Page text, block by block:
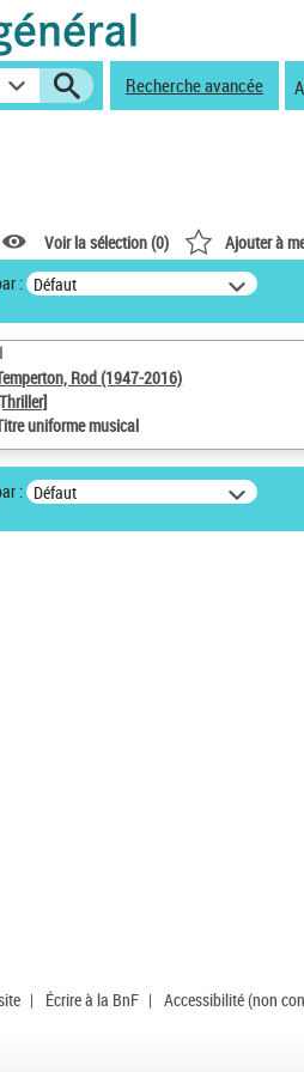
Recherche avancée
Voir la sélection (0) Ajouter à
: Défaut
Rod (1947-2016)
uniforme musical
: Défaut
| Écrire à la BnF | Accessibilité (non